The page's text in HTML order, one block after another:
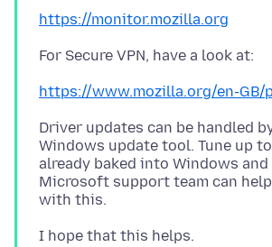
https://monitor.mozilla.org
https://www.mozilla.org/en-
Driver updates can be handled
Windows update tool. Tune up
already baked into Windows
Microsoft support team can